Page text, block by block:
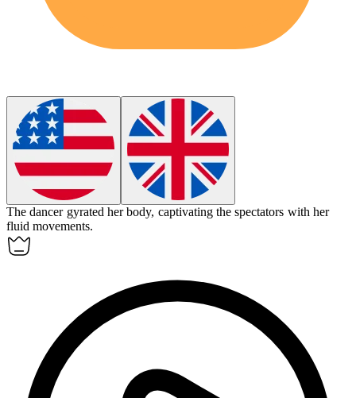
The dancer gyrated her body, captivating the spectators with her
fluid movements.